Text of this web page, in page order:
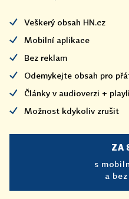
Veškerý obsah HN.cz
Mobilní aplikace
Bez reklam
Odemykejte obsah pro
Články v audioverzi +
Možnost kdykoliv zrušit
ZA
s
a